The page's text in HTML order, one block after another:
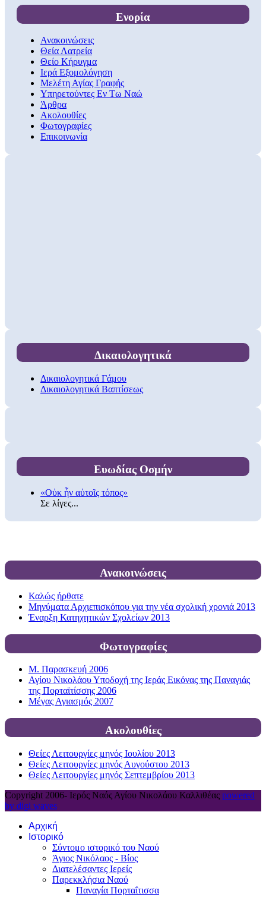
Ενορία
Ανακοινώσεις
Θεία Λατρεία
Θείο Κήρυγμα
Ιερά Εξομολόγηση
Μελέτη Αγίας Γραφής
Υπηρετούντες Εν Τω Ναώ
Άρθρα
Ακολουθίες
Φωτογραφίες
Επικοινωνία
Δικαιολογητικά
Δικαιολογητικά Γάμου
Δικαιολογητικά Βαπτίσεως
Ευωδίας Οσμήν
«Οὐκ ἦν αὐτοῖς τόπος»
Σε λίγες...
Ανακοινώσεις
Καλώς ήρθατε
Μηνύματα Αρχιεπισκόπου για την νέα σχολική χρονιά 2013
Έναρξη Κατηχητικών Σχολείων 2013
Φωτογραφίες
Μ. Παρασκευή 2006
Αγίου Νικολάου Υποδοχή της Ιεράς Εικόνας της Παναγιάς
της Πορταϊτίσσης 2006
Μέγας Αγιασμός 2007
Ακολουθίες
Θείες Λειτουργίες μηνός Ιουλίου 2013
Θείες Λειτουργίες μηνός Αυγούστου 2013
Θείες Λειτουργίες μηνός Σεπτεμβρίου 2013
Copyright 2006- Ιερός Ναός Αγίου Νικολάου Καλλιθέας powered
by digi waves
Αρχική
Ιστορικό
Σύντομο ιστορικό του Ναού
Άγιος Νικόλαος - Βίος
Διατελέσαντες Ιερείς
Παρεκκλήσια Ναού
Παναγία Πορταΐτισσα